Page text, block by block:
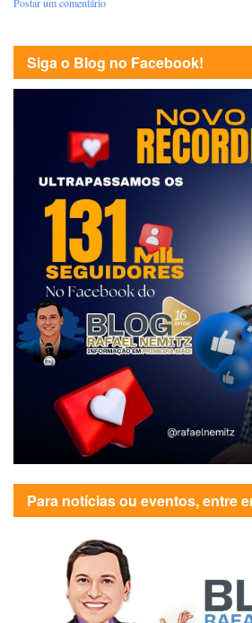
Siga o Blog no Facebook!
Para notícias ou eventos, entre